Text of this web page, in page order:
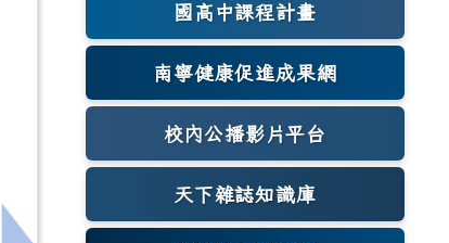
國高中課程計畫
南寧健康促進成果網
(另開新視窗)
校內公播影片平台
天下雜誌知識庫
(另開新視窗)